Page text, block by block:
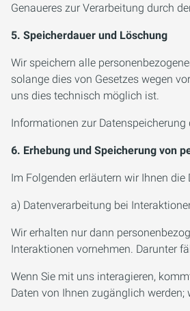
Genaueres zur Verarbeitung durch
5. Speicherdauer und Löschung
Wir speichern alle
solange dies von Gesetzes wegen
uns dies technisch möglich ist.
Informationen zur
6. Erhebung und Speicherung von
Im Folgenden erläutern wir Ihnen
a) Datenverarbeitung bei
Wir erhalten nur dann
Interaktionen vornehmen. Darunter
Wenn Sie mit uns interagieren,
Daten von Ihnen zugänglich